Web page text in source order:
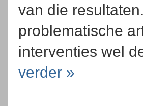
van die
problematische
interventies wel
verder »